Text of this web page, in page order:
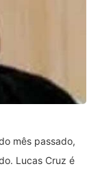
mês passado,
Lucas Cruz é